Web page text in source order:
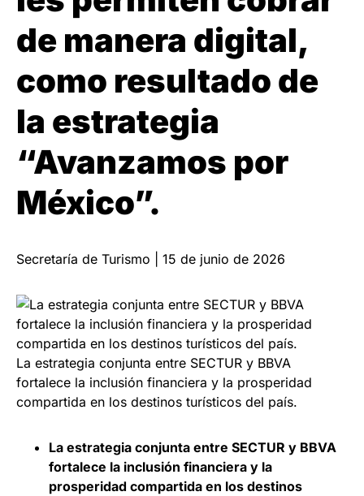
de manera digital,
como resultado de
la estrategia
“Avanzamos por
México”.
Secretaría de Turismo | 15 de junio de 2026
La estrategia conjunta entre SECTUR y BBVA
fortalece la inclusión financiera y la prosperidad
compartida en los destinos turísticos del país.
La estrategia conjunta entre SECTUR y BBVA
fortalece la inclusión financiera y la
prosperidad compartida en los destinos